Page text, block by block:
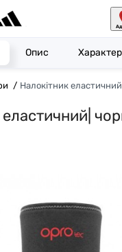
Налокітник
Опис